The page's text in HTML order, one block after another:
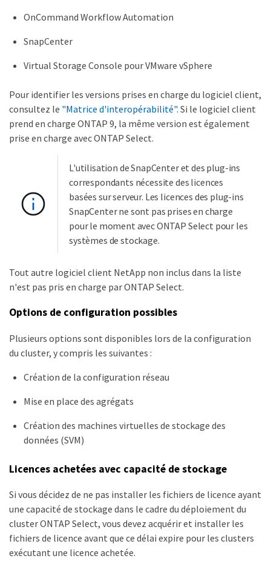
OnCommand Workflow Automation
SnapCenter
Virtual Storage Console pour VMware vSphere
Pour identifier les versions prises en charge du logiciel client,
consultez le "Matrice d'interopérabilité". Si le logiciel client
prend en charge ONTAP 9, la même version est également
prise en charge avec ONTAP Select.
L'utilisation de SnapCenter et des plug-ins
correspondants nécessite des licences
basées sur serveur. Les licences des plug-ins
SnapCenter ne sont pas prises en charge
pour le moment avec ONTAP Select pour les
systèmes de stockage.
Tout autre logiciel client NetApp non inclus dans la liste
n'est pas pris en charge par ONTAP Select.
Options de configuration possibles
Plusieurs options sont disponibles lors de la configuration
du cluster, y compris les suivantes :
Création de la configuration réseau
Mise en place des agrégats
Création des machines virtuelles de stockage des
données (SVM)
Licences achetées avec capacité de stockage
Si vous décidez de ne pas installer les fichiers de licence ayant
une capacité de stockage dans le cadre du déploiement du
cluster ONTAP Select, vous devez acquérir et installer les
fichiers de licence avant que ce délai expire pour les clusters
exécutant une licence achetée.